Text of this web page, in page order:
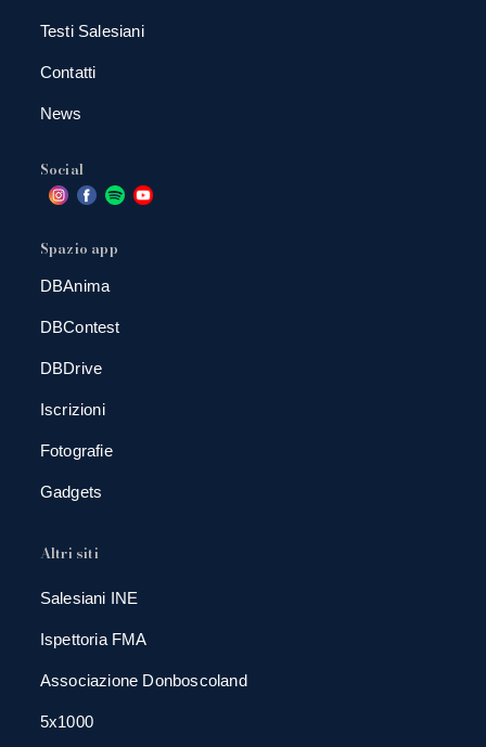
Testi Salesiani
Contatti
News
Social
Spazio app
DBAnima
DBContest
DBDrive
Iscrizioni
Fotografie
Gadgets
Altri siti
Salesiani INE
Ispettoria FMA
Associazione Donboscoland
5x1000